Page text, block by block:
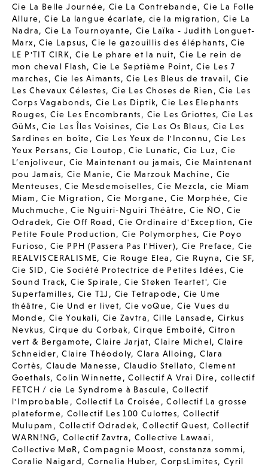
Cie La Belle Journée, Cie La Contrebande, Cie La Folle
Allure,Cie La langue écarlate, cie la migration,Cie La
Nadra, Cie La Tournoyante, Cie Laïka - Judith Longuet-
Marx,Cie Lapsus,Cie le gazouillis des éléphants,Cie
LE P'TIT CIRK,Cie Le phare et la nuit,Cie Le rein de
mon cheval Flash,Cie Le Septième Point,Cie Les 7
marches, Cie les Aimants,Cie Les Bleus de travail, Cie
Les Chevaux Célestes, Cie Les Choses de Rien ,Cie Les
Corps Vagabonds, Cie Les Diptik,Cie Les Elephants
Rouges,Cie Les Encombrants, Cie Les Griottes, Cie Les
GüMs,Cie Les Îles Voisines, Cie Les Os Bleus, Cie Les
Sardines en boîte, Cie Les Yeux de l'Inconnu ,Cie Les
Yeux Persans, Cie Loutop ,Cie Lunatic, Cie Luz,Cie
L’enjoliveur, Cie Maintenant ou jamais,Cie Maintenant
pou Jamais, Cie Manie,Cie Marzouk Machine, Cie
Menteuses,Cie Mesdemoiselles,Cie Mezcla,cie Miam
Miam ,Cie Migration ,Cie Morgane, Cie Morphée, Cie
Muchmuche,Cie Nguiri-Nguiri Théâtre,Cie ÑO,Cie
Odradek, Cie Off Road,Cie Ordinaire d'Exception,Cie
Petite Foule Production,Cie Polymorphes, Cie Poyo
Furioso, Cie PPH (Passera Pas l'Hiver),Cie Preface,Cie
REALVISCERALISME,Cie Rouge Elea , Cie Ruyna,Cie SF,
Cie SID, Cie Société Protectrice de Petites Idées,Cie
Sound Track,Cie Spirale,Cie Støken Teartet', Cie
Superfamilles,Cie T1J , Cie Tetrapode, Cie Ume
théâtre, Cie Und er livet, Cie voQue,Cie Vues du
Monde, Cie Youkali,Cie Zavtra, Cille Lansade, Cirkus
Nevkus,Cirque du Corbak,Cirque Emboité, Citron
vert & Bergamote,Claire Jarjat,Claire Michel,Claire
Schneider,Claire Théodoly,Clara Alloing,Clara
Cortès,Claude Manesse, Claudio Stellato, Clement
Goethals,Colin Winnette,Collectif A Vrai Dire, collectif
FETCH / cie Le Syndrome à Bascule,Collectif
l'Improbable, Collectif La Croisée,Collectif La grosse
plateforme, Collectif Les 100 Culottes,Collectif
Mulupam , Collectif Odradek,Collectif Quest,Collectif
WARN!NG, Collectif Zavtra, Collective Lawaai,
Collective MøR,Compagnie Moost,constanza sommi,
Coralie Naigard, Cornelia Huber,CorpsLimites, Cyril